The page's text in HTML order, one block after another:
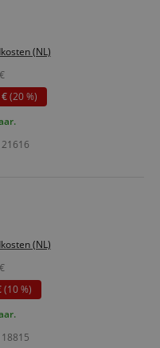
(NL)
€
(20 %)
(NL)
€
(10 %)